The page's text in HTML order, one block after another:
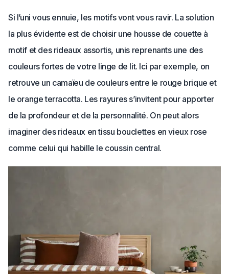
Si l’uni vous ennuie, les motifs vont vous ravir. La solution
la plus évidente est de choisir une housse de couette à
motif et des rideaux assortis, unis reprenants une des
couleurs fortes de votre linge de lit. Ici par exemple, on
retrouve un camaïeu de couleurs entre le rouge brique et
le orange terracotta. Les rayures s’invitent pour apporter
de la profondeur et de la personnalité. On peut alors
imaginer des rideaux en tissu bouclettes en vieux rose
comme celui qui habille le coussin central.